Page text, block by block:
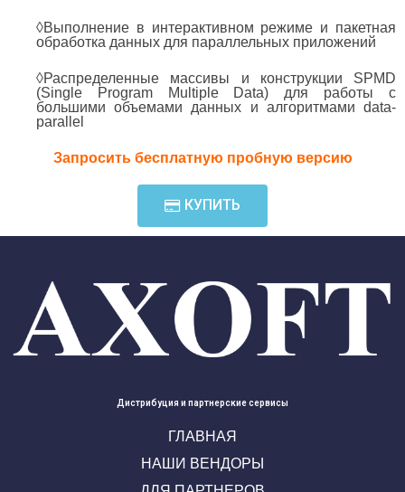
◊Выполнение в интерактивном режиме и пакетная
обработка данных для параллельных приложений
◊Распределенные массивы и конструкции SPMD
(Single Program Multiple Data) для работы с
большими объемами данных и алгоритмами data-
parallel
Запросить бесплатную пробную версию
КУПИТЬ
Дистрибуция и партнерские сервисы
ГЛАВНАЯ
НАШИ ВЕНДОРЫ